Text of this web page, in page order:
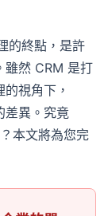
的終點，是許
雖然 CRM 是打
視角下，
差異。究竟
本文將為您完